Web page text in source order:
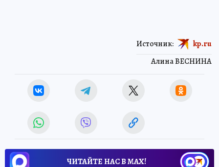
Алина ВЕСНИНА
Источник: kp.ru
ЧИТАЙТЕ НАС В МАХ!